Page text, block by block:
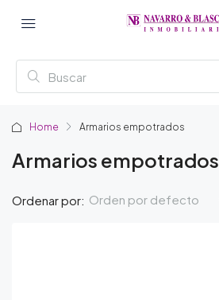
Home Armarios empotrados
Armarios empotrados
Ordenar por: Orden por defecto